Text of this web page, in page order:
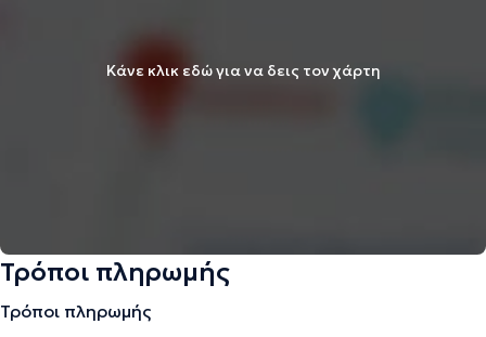
Κάνε κλικ εδώ για να δεις τον χάρτη
Τρόποι πληρωμής
Τρόποι πληρωμής